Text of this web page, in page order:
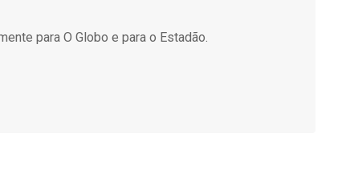
para O Globo e para o Estadão.